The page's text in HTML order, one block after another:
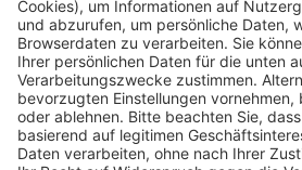
Pässe und Vereinswechsel
Trainerausbildung
Schulungsangebot Vereinsmitarbeiter
BFV-Geschäftsstellen
Trainerbörse